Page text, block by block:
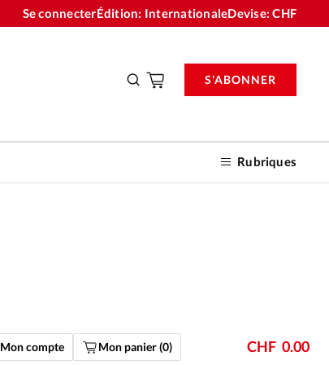
Se connecterÉdition: InternationaleDevise:CHF
Rubriques
S'ABONNER
Mon compte Mon panier (0) CHF 0.00